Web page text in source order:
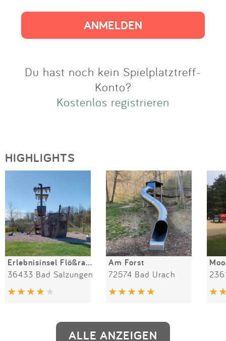
Anmelden
Du hast noch kein Spielplatztreff-
Konto?
Kostenlos registrieren
HIGHLIGHTS
Erlebnisinsel Flößrasen
36433 Bad Salzungen
Am Forst
72574 Bad Urach
ALLE ANZEIGEN